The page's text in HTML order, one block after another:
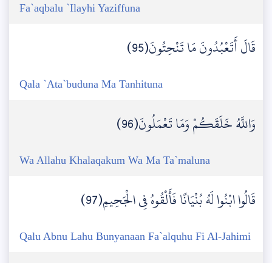
Fa`aqbalu `Ilayhi Yaziffuna
قَالَ أَتَعْبُدُونَ مَا تَنْحِتُونَ(95)
Qala `Ata`buduna Ma Tanhituna
وَاللَّهُ خَلَقَكُمْ وَمَا تَعْمَلُونَ(96)
Wa Allahu Khalaqakum Wa Ma Ta`maluna
قَالُوا ابْنُوا لَهُ بُنْيَانًا فَأَلْقُوهُ فِي الْجَحِيمِ(97)
Qalu Abnu Lahu Bunyanaan Fa`alquhu Fi Al-Jahimi